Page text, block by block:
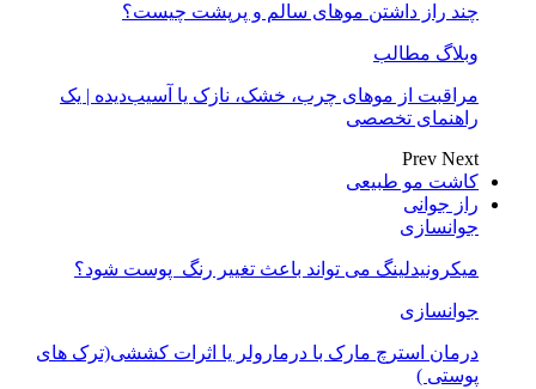
چند راز داشتن موهای سالم و پرپشت چیست؟
وبلاگ مطالب
مراقبت از موهای چرب، خشک، نازک یا آسیب‌دیده | یک
راهنمای تخصصی
Prev Next
کاشت مو طبیعی
راز جوانی
جوانسازی
میکرونیدلینگ می تواند باعث تغییر رنگ ‍ پوست شود؟
جوانسازی
درمان استرچ مارک با درمارولر یا اثرات کششی(ترک های
پوستی )